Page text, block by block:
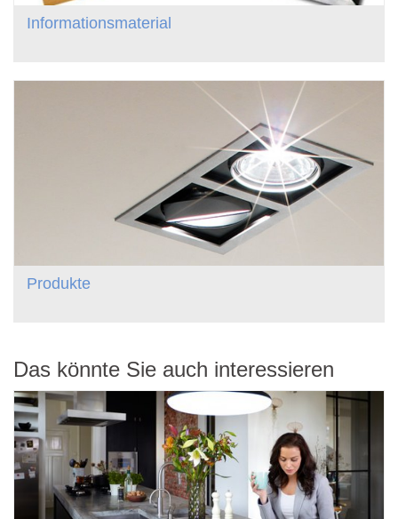
Informationsmaterial
Produkte
Das könnte Sie auch interessieren